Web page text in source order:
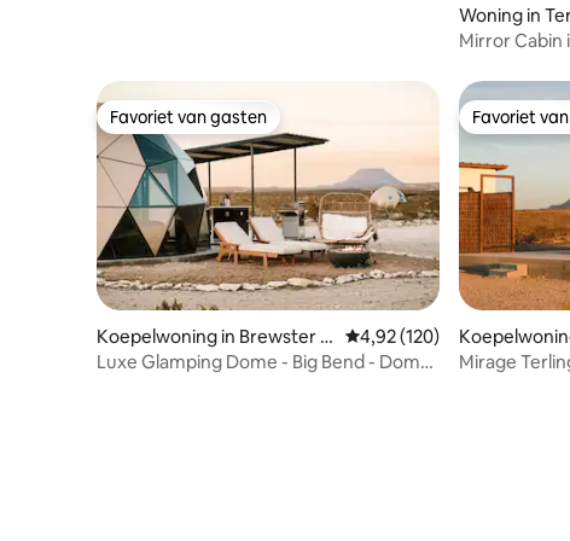
Woning in
Mirror Cabin
Favoriet van gasten
Favoriet van gasten
Koepelwoning in Brewster C
ounty
Gemiddelde beoordeling
4,92 (120)
Luxe Glamping Dome - Big Bend - Dome
Favoriet
Favoriet
Mirage